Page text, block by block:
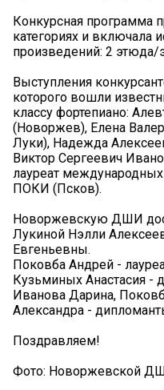
Конкурсная программа
категориях и включала
произведений: 2 этюда/
Выступления
которого вошли
классу фортепиано:
(Новоржев), Елена
Луки), Надежда
Виктор Сергеевич
лауреат
ПОКИ (Псков).
Новоржевскую ДШИ
Лукиной Нэлли
Евгеньевны.
Поковба Андрей -
Кузьминых Анастасия -
Иванова Дарина,
Александра -
Поздравляем!
Фото: Новоржевской